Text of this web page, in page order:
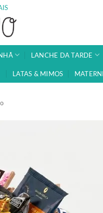
LANCHE DA TARDE
LATAS & MIMOS